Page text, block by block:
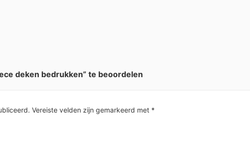
deken bedrukken” te beoordelen
Vereiste velden zijn gemarkeerd met *